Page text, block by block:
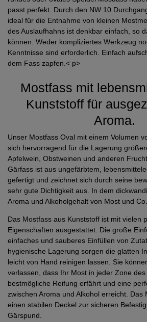
passt perfekt. Durch den NW 10
ideal für die Entnahme von kleinen
des Auslaufhahns ist denkbar einfach, so
können. Weder kompliziertes Werkzeug
Kenntnisse sind erforderlich. Einfach
dem Fass zapfen.< p>
Mostfass mit
Kunststoff für
Aroma.
Unser Mostfass Oval mit einem Volumen
sich hervorragend für die Lagerung
Apfelwein, Obstweinen und anderen
Gärfass ist aus ungefärbtem,
gefertigt und zeichnet sich durch seine
sehr gute Dichtigkeit aus. In dem
Aroma und Alkoholgehalt von Most und
Das Mostfass aus Kunststoff ist mit vielen
Eigenschaften ausgestattet. Die große
einfaches und sauberes Einfüllen von
hygienische Lagerung sorgen die glatten
leicht von Hand reinigen lassen. Sie
verlassen, dass Ihr Most in jeder Zone
bestmögliche Reifung erfährt und eine
zwischen Aroma und Alkohol erreicht. Das
einen stabilen Deckel zur sicheren
Gärspund.